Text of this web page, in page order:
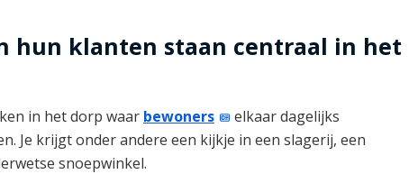
hun klanten staan centraal in het
in het dorp waar bewoners
elkaar dagelijks
Je krijgt onder andere een kijkje in een slagerij, een
snoepwinkel.